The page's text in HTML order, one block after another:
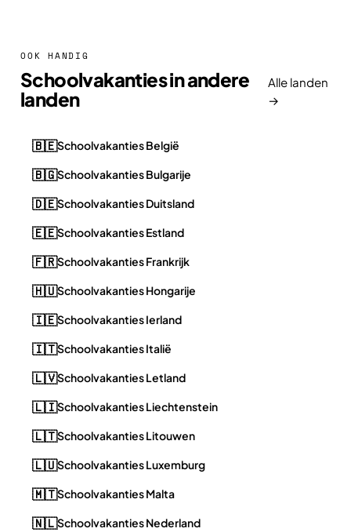
OOK HANDIG
Schoolvakanties in andere
landen
Alle landen
→
🇧🇪Schoolvakanties België
🇧🇬Schoolvakanties Bulgarije
🇩🇪Schoolvakanties Duitsland
🇪🇪Schoolvakanties Estland
🇫🇷Schoolvakanties Frankrijk
🇭🇺Schoolvakanties Hongarije
🇮🇪Schoolvakanties Ierland
🇮🇹Schoolvakanties Italië
🇱🇻Schoolvakanties Letland
🇱🇮Schoolvakanties Liechtenstein
🇱🇹Schoolvakanties Litouwen
🇱🇺Schoolvakanties Luxemburg
🇲🇹Schoolvakanties Malta
🇳🇱Schoolvakanties Nederland